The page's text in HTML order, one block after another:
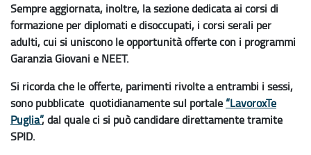
Sempre aggiornata, inoltre, la sezione dedicata ai corsi di
formazione per diplomati e disoccupati, i corsi serali per
adulti, cui si uniscono le opportunità offerte con i programmi
Garanzia Giovani e NEET.
Si ricorda che le offerte, parimenti rivolte a entrambi i sessi,
sono pubblicate quotidianamente sul portale“LavoroxTe
Puglia”, dal quale ci si può candidare direttamente tramite
SPID.